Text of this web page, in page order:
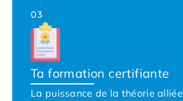
03
Ta formation certifiante
La puissance de la théorie